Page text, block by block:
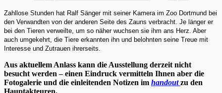
Zahllose Stunden hat Ralf Sänger mit seiner Kamera im Zoo Dortmund bei
den Verwandten von der anderen Seite des Zauns verbracht. Je länger er
bei den Tieren verweilte, um so näher wuchsen sie ihm ans Herz. Aber
auch umgekehrt, die Tiere erkannten ihn und belohnten seine Treue mit
Interesse und Zutrauen ihrerseits.
Aus aktuellem Anlass kann die Ausstellung derzeit nicht
besucht werden – einen Eindruck vermitteln Ihnen aber die
Fotogalerie und die einleitenden Notizen im handout zu den
Hauptakteuren.